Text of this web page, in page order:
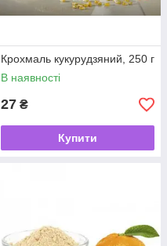
Крохмаль кукурудзяний, 250 г
В наявності
27 ₴
Купити